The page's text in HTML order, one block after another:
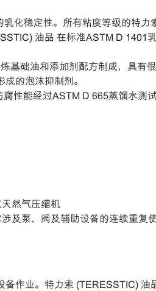
化稳定性。所有粘度等级的特
油品 在标准ASTM D 1401
础油和添加剂配方制成，具有
的泡沫抑制剂。
性能经过ASTM D 665蒸馏水测
然气压缩机
及泵、阀及辅助设备的连续重复使
作业。特力索 (TERESSTIC)